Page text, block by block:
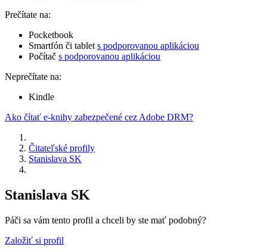
Prečítate na:
Pocketbook
Smartfón či tablet s podporovanou aplikáciou
Počítač s podporovanou aplikáciou
Neprečítate na:
Kindle
Ako čítať e-knihy zabezpečené cez Adobe DRM?
Čitateľské profily
Stanislava SK
Stanislava SK
Páči sa vám tento profil a chceli by ste mať podobný?
Založiť si profil